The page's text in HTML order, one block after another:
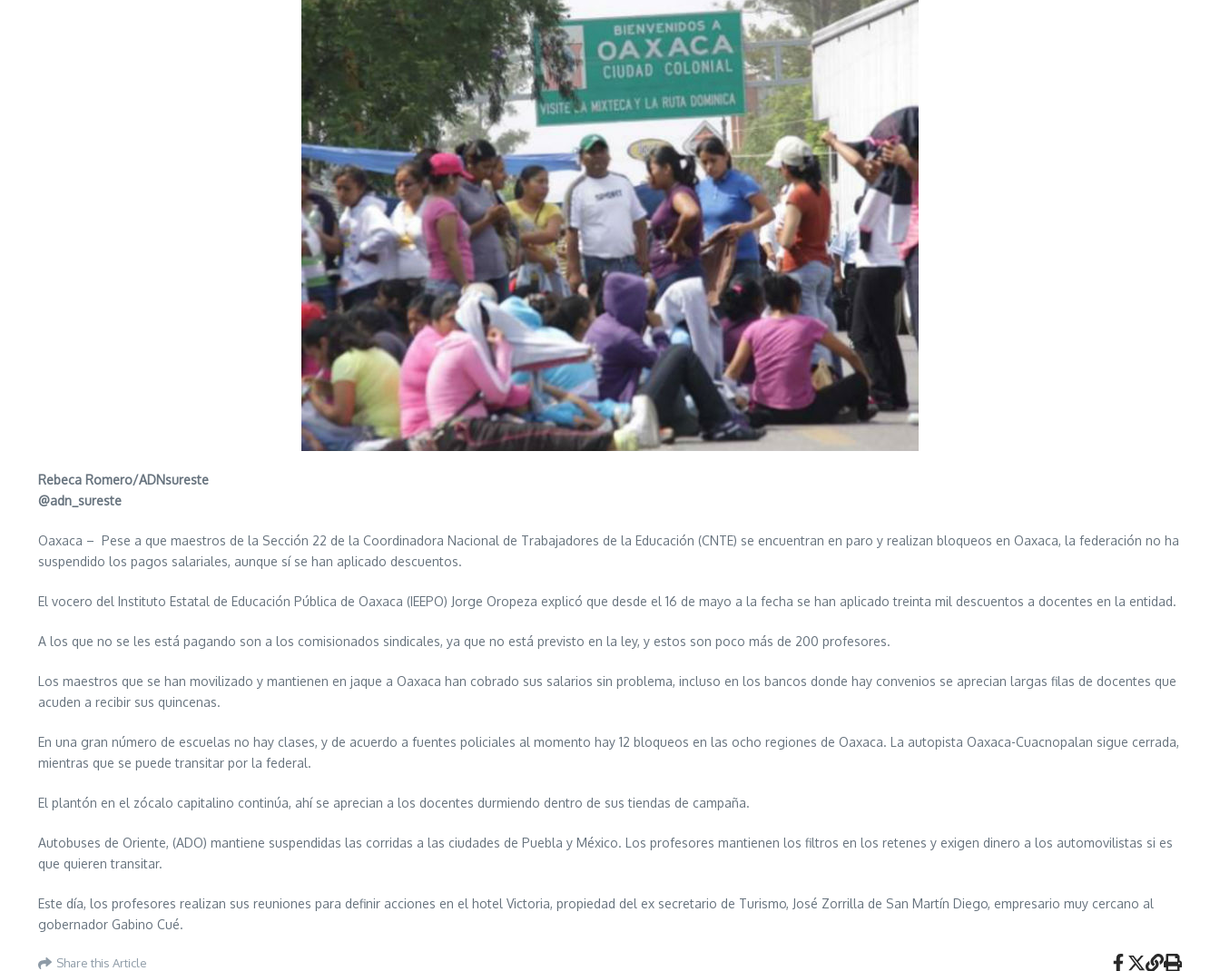
Rebeca Romero/ADNsureste
@adn_sureste
Oaxaca – Pese a que maestros de la Sección 22 de la Coordinadora Nacional de Trabajadores de la Educación (CNTE) se encuentran en paro y realizan bloqueos en Oaxaca, la federación no ha
suspendido los pagos salariales, aunque sí se han aplicado descuentos.
El vocero del Instituto Estatal de Educación Pública de Oaxaca (IEEPO) Jorge Oropeza explicó que desde el 16 de mayo a la fecha se han aplicado treinta mil descuentos a docentes en la entidad.
A los que no se les está pagando son a los comisionados sindicales, ya que no está previsto en la ley, y estos son poco más de 200 profesores.
Los maestros que se han movilizado y mantienen en jaque a Oaxaca han cobrado sus salarios sin problema, incluso en los bancos donde hay convenios se aprecian largas filas de docentes que
acuden a recibir sus quincenas.
En una gran número de escuelas no hay clases, y de acuerdo a fuentes policiales al momento hay 12 bloqueos en las ocho regiones de Oaxaca. La autopista Oaxaca-Cuacnopalan sigue cerrada,
mientras que se puede transitar por la federal.
El plantón en el zócalo capitalino continúa, ahí se aprecian a los docentes durmiendo dentro de sus tiendas de campaña.
Autobuses de Oriente, (ADO) mantiene suspendidas las corridas a las ciudades de Puebla y México. Los profesores mantienen los filtros en los retenes y exigen dinero a los automovilistas si es
que quieren transitar.
Este día, los profesores realizan sus reuniones para definir acciones en el hotel Victoria, propiedad del ex secretario de Turismo, José Zorrilla de San Martín Diego, empresario muy cercano al
gobernador Gabino Cué.
Share this Article